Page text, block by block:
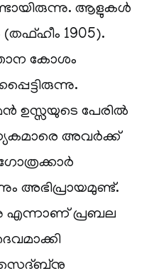
ആളുകള്‍
(തഫ്ഹീം 1905).
കോശം
ഉസ്സയുടെ പേരില്‍
അവര്‍ക്ക്
അഭിപ്രായമുണ്ട്.
എന്നാണ് പ്രബല
സൈദ്ബ്നു